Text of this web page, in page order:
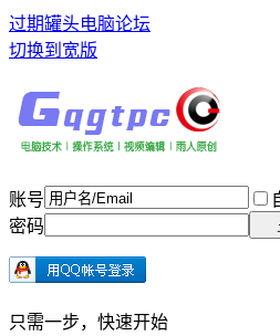
过期罐头电脑论坛
切换到宽版
账号
密码
只需一步，快速开始